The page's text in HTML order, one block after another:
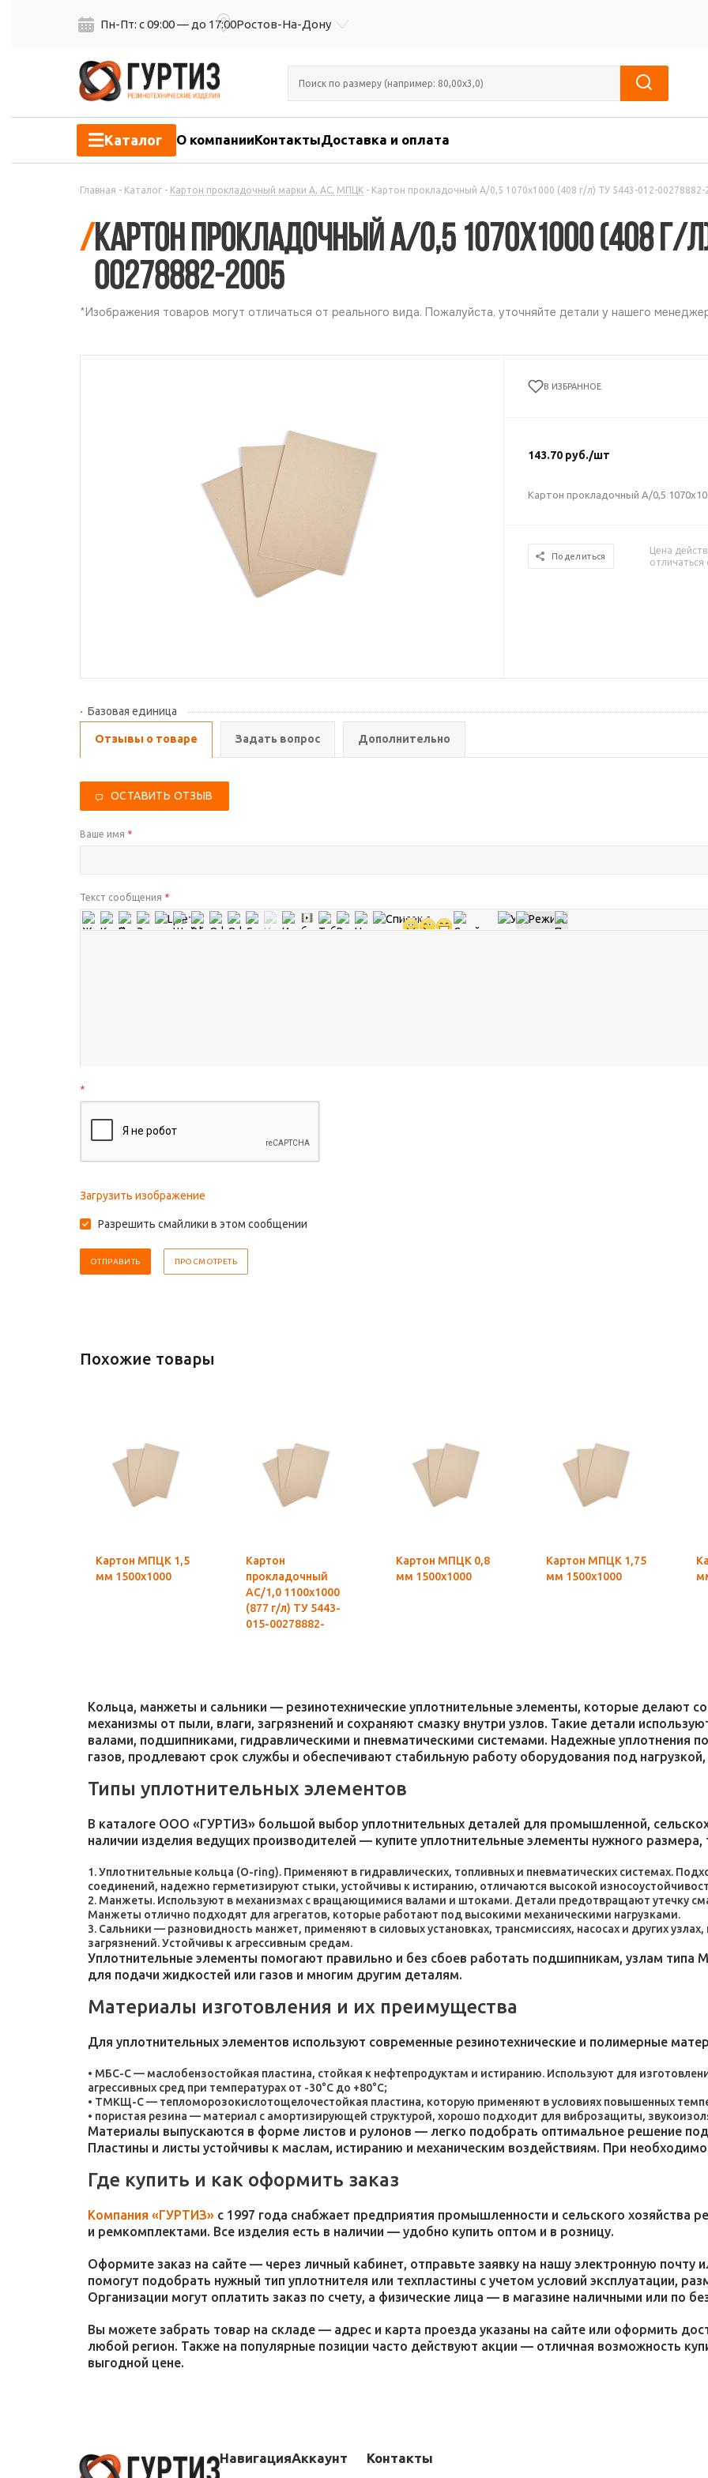
Пн-Пт: с 09:00 — до 17:00Ростов-На-Дону
Каталог О компанииКонтактыДоставка и оплата
Главная - Каталог - Картон прокладочный марки А, АС, МПЦК - Картон прокладочный А/0,5 1070х1000 (408 г/л) ТУ 5443-012-00278882-
/Картон прокладочный А/0,5 1070х1000 (408 г/
00278882-2005
*Изображения товаров могут отличаться от реального вида. Пожалуйста, уточняйте детали у нашего
В ИЗБРАННОЕ
143.70руб./шт
Картон прокладочный А/0,5
Поделиться
Цена
отличаться
Базовая единица
Отзывы о товаре Задать вопрос Дополнительно
ОСТАВИТЬ ОТЗЫВ
Ваше имя *
Текст сообщения *
*
Загрузить изображение
Разрешить смайлики в этом сообщении
Похожие товары
Картон МПЦК 1,5
мм 1500х1000
Картон
прокладочный
АС/1,0 1100х1000
(877 г/л) ТУ 5443-
015-00278882-
Картон МПЦК 0,8
мм 1500х1000
Картон МПЦК 1,75
мм 1500х1000
Кольца, манжеты и сальники — резинотехнические уплотнительные элементы, которые делают
механизмы от пыли, влаги, загрязнений и сохраняют смазку внутри узлов. Такие детали
валами, подшипниками, гидравлическими и пневматическими системами. Надежные уплотнения
газов, продлевают срок службы и обеспечивают стабильную работу оборудования под
Типы уплотнительных элементов
В каталоге ООО «ГУРТИЗ» большой выбор уплотнительных деталей для промышленной,
наличии изделия ведущих производителей — купите уплотнительные элементы нужного
Уплотнительные кольца (O-ring). Применяют в гидравлических, топливных и пневматических системах.
соединений, надежно герметизируют стыки, устойчивы к истиранию, отличаются высокой
Манжеты. Используют в механизмах с вращающимися валами и штоками. Детали предотвращают утечку
Манжеты отлично подходят для агрегатов, которые работают под высокими механическими нагрузками.
Сальники — разновидность манжет, применяют в силовых установках, трансмиссиях, насосах и других
загрязнений. Устойчивы к агрессивным средам.
Уплотнительные элементы помогают правильно и без сбоев работать подшипникам, узлам типа
для подачи жидкостей или газов и многим другим деталям.
Материалы изготовления и их преимущества
Для уплотнительных элементов используют современные резинотехнические и полимерные
МБС-С — маслобензостойкая пластина, стойкая к нефтепродуктам и истиранию. Используют для
агрессивных сред при температурах от -30°C до +80°C;
ТМКЩ-С — тепломорозокислотощелочестойкая пластина, которую применяют в условиях повышенных
пористая резина — материал с амортизирующей структурой, хорошо подходит для виброзащиты,
Материалы выпускаются в форме листов и рулонов — легко подобрать оптимальное решение
Пластины и листы устойчивы к маслам, истиранию и механическим воздействиям. При
Где купить и как оформить заказ
Компания «ГУРТИЗ» с 1997 года снабжает предприятия промышленности и сельского хозяйства
и ремкомплектами. Все изделия есть в наличии — удобно купить оптом и в розницу.
Оформите заказ на сайте — через личный кабинет, отправьте заявку на нашу электронную почту
помогут подобрать нужный тип уплотнителя или техпластины с учетом условий эксплуатации,
Организации могут оплатить заказ по счету, а физические лица — в магазине наличными или по
Вы можете забрать товар на складе — адрес и карта проезда указаны на сайте или оформить
любой регион. Также на популярные позиции часто действуют акции — отличная возможность
выгодной цене.
НавигацияАккаунт Контакты